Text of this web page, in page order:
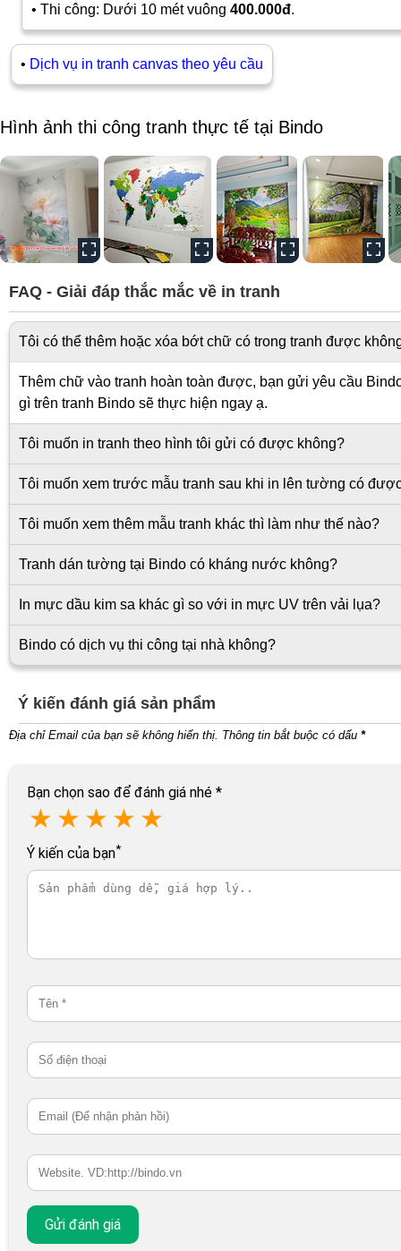
• Thi công: Dưới 10 mét vuông 400.000đ.
• Dịch vụ in tranh canvas theo yêu cầu
Hình ảnh thi công tranh thực tế tại Bindo
FAQ - Giải đáp thắc mắc về in tranh
Tôi có thể thêm hoặc xóa bớt chữ có trong tranh được
Thêm chữ vào tranh hoàn toàn được, bạn gửi yêu cầu
gì trên tranh Bindo sẽ thực hiện ngay ạ.
Tôi muốn in tranh theo hình tôi gửi có được không?
Tôi muốn xem trước mẫu tranh sau khi in lên tường có
Tôi muốn xem thêm mẫu tranh khác thì làm như thế nào?
Tranh dán tường tại Bindo có kháng nước không?
In mực dầu kim sa khác gì so với in mực UV trên vải lụa?
Bindo có dịch vụ thi công tại nhà không?
Ý kiến đánh giá sản phẩm
Địa chỉ Email của bạn sẽ không hiển thị. Thông tin bắt buộc có dấu *
Bạn chọn sao để đánh giá nhé *
★ ★ ★ ★ ★
Ý kiến của bạn*